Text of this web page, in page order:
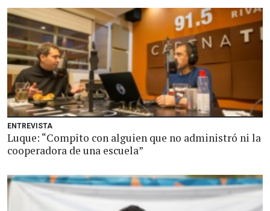
ENTREVISTA
Luque: “Compito con alguien que no administró ni la
cooperadora de una escuela”